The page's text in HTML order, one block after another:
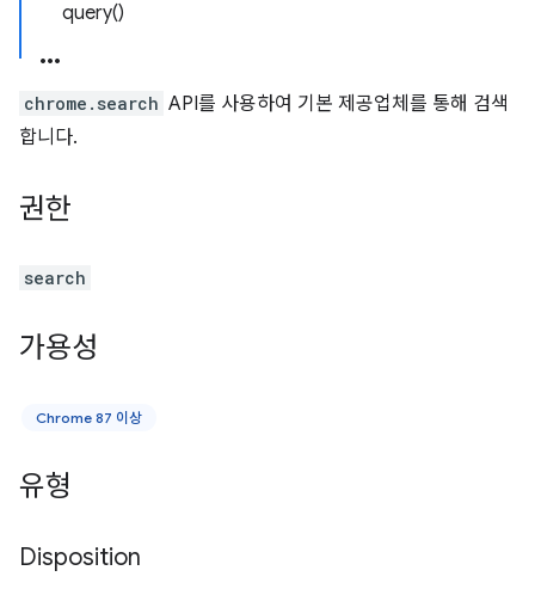
query()
chrome.search API를 사용하여 기본 제공업체를 통해 검색
합니다.
권한
search
가용성
Chrome 87 이상
유형
Disposition